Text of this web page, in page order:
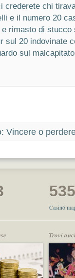
crederete chi
e il numero 20
rimasto di
sul 20 indovinate
sul
Vincere o
Casinó
Trovi